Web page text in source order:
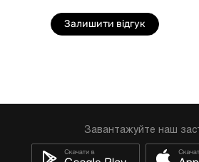
Залишити відгук
Завантажуйте наш